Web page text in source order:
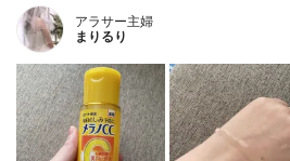
アラサー主婦
まりるり